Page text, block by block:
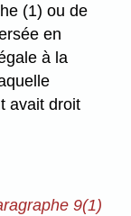
(1) ou de
en
à la
avait droit
9(1)